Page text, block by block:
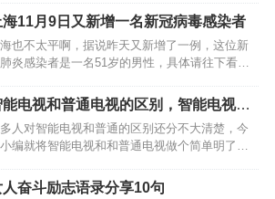
海11月9日又新增一名新冠病毒感染者
也不太平啊，据说昨天又新增了一例，这位新
炎感染者是一名51岁的男性，具体请往下看
能电视和普通电视的区别，智能电视好
是普通电视好？
人对智能电视和普通的区别还分不大清楚，今
编就将智能电视和和普通电视做个简单明了的
可以看直播电视，也可以点播一些网络电视来
人奋斗励志语录分享10句